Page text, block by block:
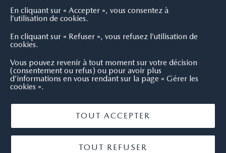
En cliquant sur « Accepter », vous consentez à
l’utilisation de cookies.
En cliquant sur « Refuser », vous refusez l’utilisation de
cookies.
Vous pouvez revenir à tout moment sur votre décision
(consentement ou refus) ou pour avoir plus
d’informations en vous rendant sur la page « Gérer les
cookies ».
TOUT ACCEPTER
TOUT REFUSER